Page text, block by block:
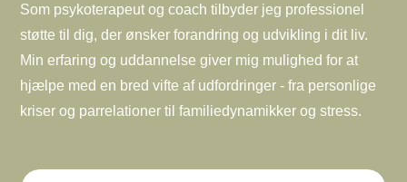
Som psykoterapeut og coach tilbyder jeg professionel
støtte til dig, der ønsker forandring og udvikling i dit liv.
Min erfaring og uddannelse giver mig mulighed for at
hjælpe med en bred vifte af udfordringer - fra personlige
kriser og parrelationer til familiedynamikker og stress.